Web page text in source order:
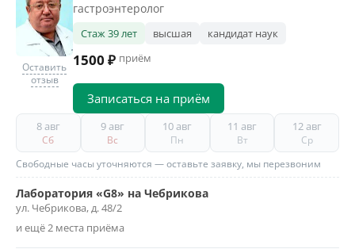
Оставить
отзыв
гастроэнтеролог
Стаж 39 лет высшая кандидат наук
1500 ₽ приём
Записаться на приём
8 авг
Сб
9 авг
Вс
10 авг
Пн
11 авг
Вт
12 авг
Ср
Свободные часы уточняются — оставьте заявку, мы перезвоним
Лаборатория «G8» на Чебрикова
ул. Чебрикова, д. 48/2
и ещё 2 места приёма